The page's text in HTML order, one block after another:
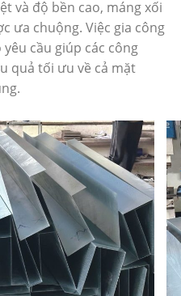
và độ bền cao, máng xối
ưa chuộng. Việc gia công
cầu giúp các công
quả tối ưu về cả mặt